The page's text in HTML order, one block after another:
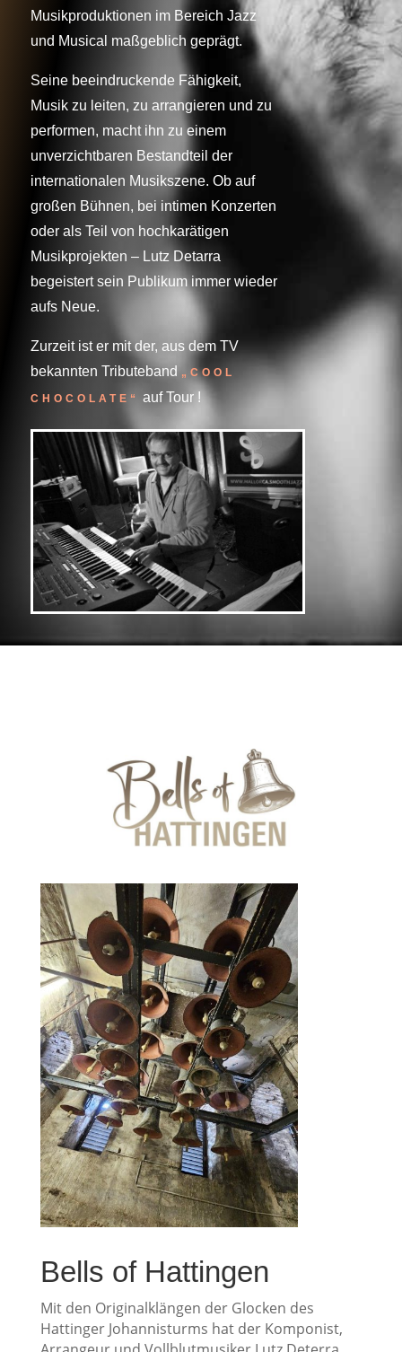
Musikproduktionen im Bereich Jazz
und Musical maßgeblich geprägt.
Seine beeindruckende Fähigkeit,
Musik zu leiten, zu arrangieren und zu
performen, macht ihn zu einem
unverzichtbaren Bestandteil der
internationalen Musikszene. Ob auf
großen Bühnen, bei intimen Konzerten
oder als Teil von hochkarätigen
Musikprojekten – Lutz Detarra
begeistert sein Publikum immer wieder
aufs Neue.
Zurzeit ist er mit der, aus dem TV
bekannten Tributeband „COOL
CHOCOLATE“ auf Tour !
Bells of Hattingen
Mit den Originalklängen der Glocken des
Hattinger Johannisturms hat der Komponist,